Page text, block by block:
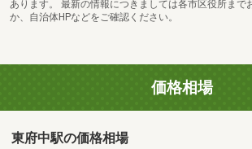
あります。 最新の情報につきましては各市区役所まで
か、自治体HPなどをご確認ください。
価格相場
東府中駅の価格相場